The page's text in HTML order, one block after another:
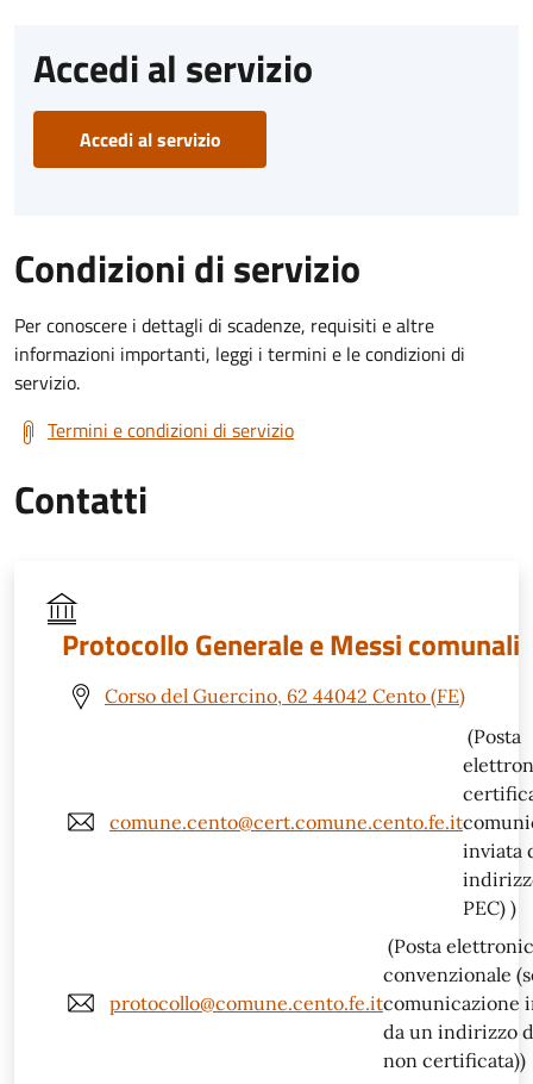
Accedi al servizio
Accedi al servizio
Condizioni di servizio
Per conoscere i dettagli di scadenze, requisiti e altre
informazioni importanti, leggi i termini e le condizioni di
servizio.
Termini e condizioni di servizio
Contatti
Protocollo Generale e Messi comunali
Corso del Guercino, 62 44042 Cento (FE)
comune.cento@cert.comune.cento.fe.it
(Posta
inviata
PEC) )
protocollo@comune.cento.fe.it
(Posta
convenzionale
comunicazione
da un indirizzo
non certificata))